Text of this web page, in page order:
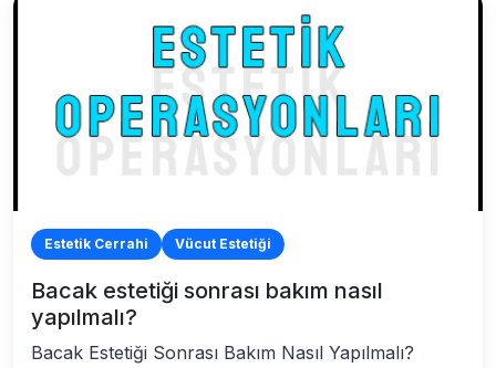
Estetik Cerrahi Vücut Estetiği
Bacak estetiği sonrası bakım nasıl
yapılmalı?
Bacak Estetiği Sonrası Bakım Nasıl Yapılmalı?